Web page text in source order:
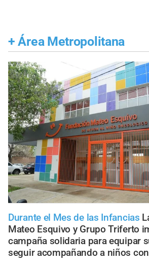
+ Área Metropolitana
Durante el Mes de las Infancias
Mateo Esquivo y Grupo Triferto
campaña solidaria para equipar
seguir acompañando a niños